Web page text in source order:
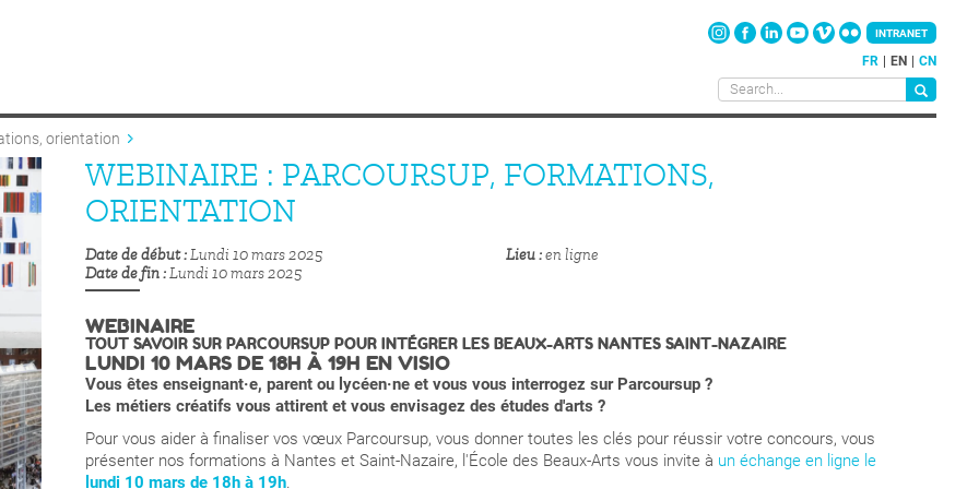
FR EN CN
INTRANET
orientation
WEBINAIRE : PARCOURSUP, FORMATIONS,
ORIENTATION
Date de début Lundi 10 mars 2025
Date de fin Lundi 10 mars 2025
Lieu en ligne
WEBINAIRE
TOUT SAVOIR SUR PARCOURSUP POUR INTÉGRER LES BEAUX-ARTS NANTES SAINT-NAZAIRE
LUNDI 10 MARS DE 18H À 19H EN VISIO
Vous êtes enseignant·e, parent ou lycéen·ne et vous vous interrogez sur Parcoursup ?
Les métiers créatifs vous attirent et vous envisagez des études d'arts ?
Pour vous aider à finaliser vos vœux Parcoursup, vous donner toutes les clés pour réussir votre concours, vous
présenter nos formations à Nantes et Saint-Nazaire, l'École des Beaux-Arts vous invite à un échange en ligne le
lundi 10 mars de 18h à 19h.